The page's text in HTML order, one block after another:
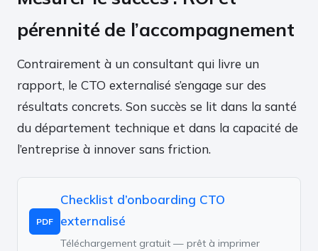
pérennité de l’accompagnement
Contrairement à un consultant qui livre un
rapport, le CTO externalisé s’engage sur des
résultats concrets. Son succès se lit dans la santé
du département technique et dans la capacité de
l’entreprise à innover sans friction.
PDF
Checklist d’onboarding CTO
externalisé
Téléchargement gratuit — prêt à imprimer